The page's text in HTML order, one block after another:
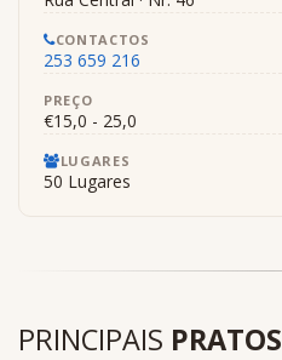
CONTACTOS
253 659 216
PREÇO
€15,0 - 25,0
LUGARES
50 Lugares
PRINCIPAIS PRATOS